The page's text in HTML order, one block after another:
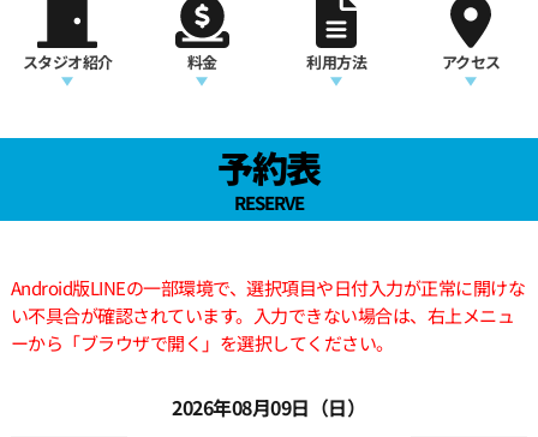
スタジオ紹介 料金 利用方法 アクセス
予約表
RESERVE
Android版LINEの一部環境で、選択項目や日付入力が正常に開けな
い不具合が確認されています。入力できない場合は、右上メニュ
ーから「ブラウザで開く」を選択してください。
2026年08月09日（日）